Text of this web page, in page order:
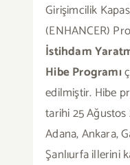
Girişimcilik
(ENHANCER)
İstihdam
Hibe Programı
edilmiştir. Hibe
tarihi 25
Adana, Ankara,
Şanlıurfa illerini